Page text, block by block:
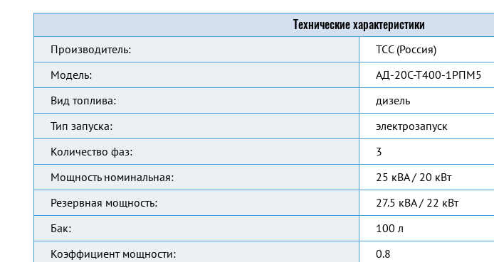
Технические характеристики
Производитель:
ТСС (Россия)
Модель:
АД-20С-Т400-1РПМ5
Вид топлива:
дизель
Тип запуска:
электрозапуск
Количество фаз:
3
Мощность номинальная:
25 кВА / 20 кВт
Резервная мощность:
27.5 кВА / 22 кВт
Бак:
100 л
Коэффициент мощности:
0.8